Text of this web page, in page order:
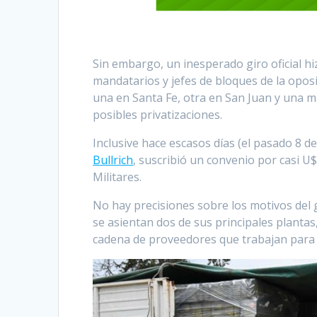
Sin embargo, un inesperado giro oficial
mandatarios y jefes de bloques de la
una en Santa Fe, otra en San Juan y una
posibles privatizaciones.
Inclusive hace escasos días (el pasado 8
Bullrich, suscribió un convenio por casi
Militares.
No hay precisiones sobre los motivos
se asientan dos de sus principales
cadena de proveedores que trabajan